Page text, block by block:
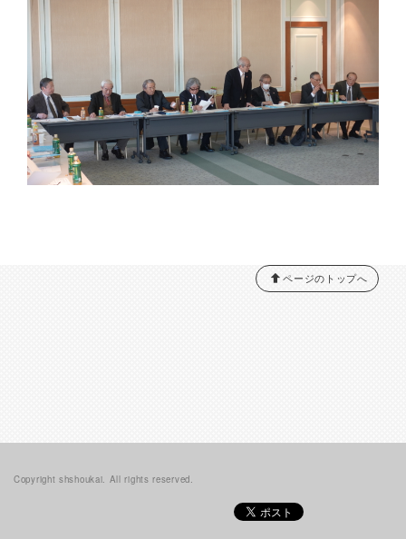
ページのトップへ
Copyright shshoukai. All rights reserved.